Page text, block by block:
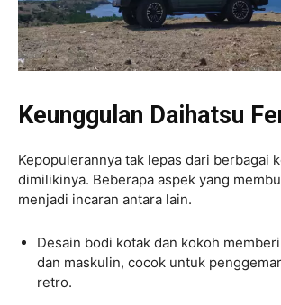
Keunggulan Daihatsu
Kepopulerannya tak lepas dari berbagai
dimilikinya. Beberapa aspek yang
menjadi incaran antara lain.
Desain bodi kotak dan kokoh
dan maskulin, cocok untuk
retro.